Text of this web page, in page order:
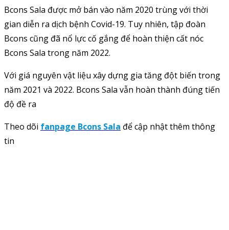
Bcons Sala được mở bán vào năm 2020 trùng với thời
gian diễn ra dịch bệnh Covid-19. Tuy nhiên, tập đoàn
Bcons cũng đã nổ lực cố gắng để hoàn thiện cất nóc
Bcons Sala trong năm 2022.
Với giá nguyên vật liệu xây dựng gia tăng đột biến trong
năm 2021 và 2022. Bcons Sala vẫn hoàn thành đúng tiến
độ đề ra
Theo dõi fanpage Bcons Sala để cập nhật thêm thông
tin